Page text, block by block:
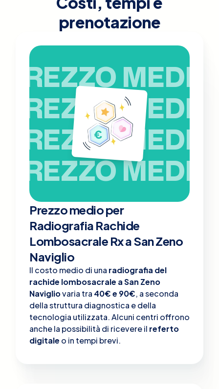
prenotazione
PREZZO MEDIO
PREZZO MEDIO
PREZZO MEDIO
PREZZO MEDIO
Prezzo medio per
Radiografia Rachide
Lombosacrale Rx a San Zeno
Naviglio
Il costo medio di una radiografia del
rachide lombosacrale a San Zeno
Navigliovaria tra 40€ e 90€, a seconda
della struttura diagnostica e della
tecnologia utilizzata. Alcuni centri offrono
anche la possibilità di ricevere il referto
digitale o in tempi brevi.